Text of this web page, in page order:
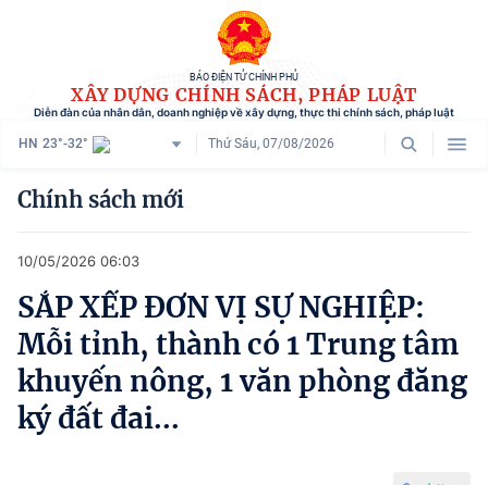
BÁO ĐIỆN TỬ CHÍNH PHỦ
XÂY DỰNG CHÍNH SÁCH, PHÁP LUẬT
Diễn đàn của nhân dân, doanh nghiệp về xây dựng, thực thi chính sách, pháp luật
HN 23°-32° Thứ Sáu, 07/08/2026
Danh mục
Tham vấn chính sách
Người dân góp ý
Doanh nghiệp hiến kế
Chính sách mới
10/05/2026 06:03
SẮP XẾP ĐƠN VỊ SỰ NGHIỆP:
Mỗi tỉnh, thành có 1 Trung tâm
khuyến nông, 1 văn phòng đăng
ký đất đai...